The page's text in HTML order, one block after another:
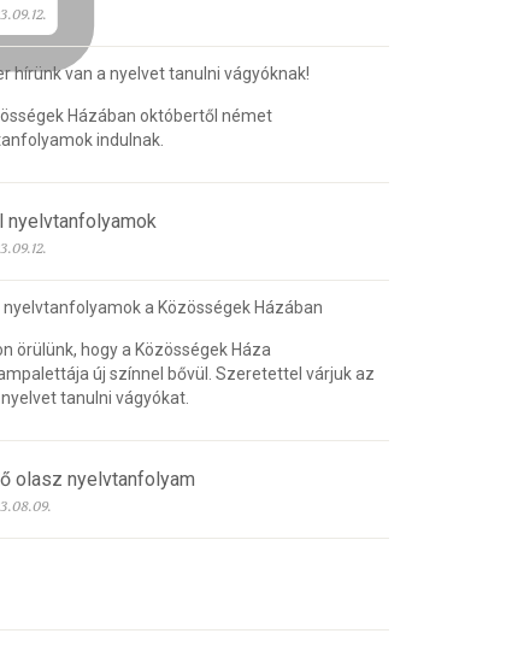
hírünk van a nyelvet tanulni vágyóknak!
Házában októbertől német
indulnak.
nyelvtanfolyamok
nyelvtanfolyamok a Közösségek Házában
örülünk, hogy a Közösségek Háza
új színnel bővül. Szeretettel várjuk az
tanulni vágyókat.
olasz nyelvtanfolyam